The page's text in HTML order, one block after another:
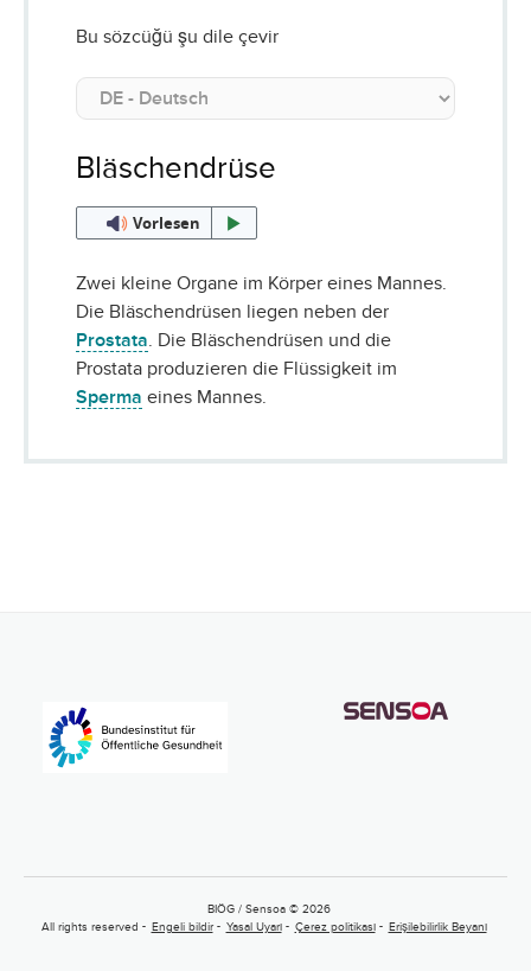
Bu sözcüğü şu dile çevir
Bläschendrüse
Vorlesen
Zwei kleine Organe im Körper eines Mannes.
Die Bläschendrüsen liegen neben der
Prostata . Die Bläschendrüsen und die
Prostata produzieren die Flüssigkeit im
Sperma eines Mannes.
BIÖG / Sensoa © 2026
All rights reserved
Engeli bildir Yasal Uyarı Çerez politikası Erişilebilirlik Beyanı